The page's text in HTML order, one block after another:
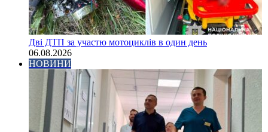
Дві ДТП за участю мотоциклів в один день
06.08.2026
НОВИНИ